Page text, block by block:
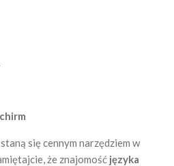
się cennym narzędziem w
że znajomość języka